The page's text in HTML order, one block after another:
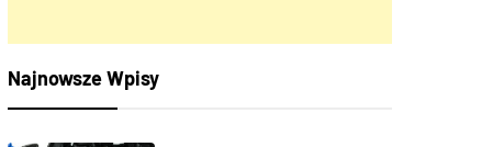
Najnowsze Wpisy